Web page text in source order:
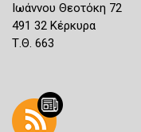
Ιωάννου Θεοτόκη 72
491 32 Κέρκυρα
Τ.Θ. 663